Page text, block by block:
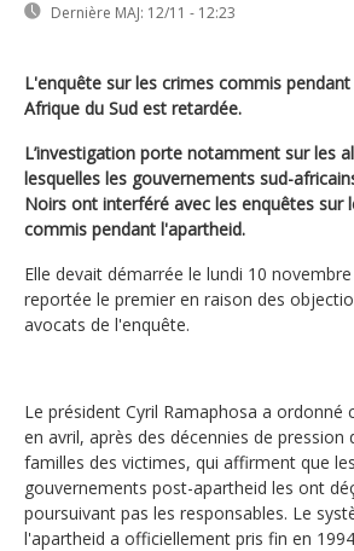
Dernière MAJ: 12/11 - 12:23
L'enquête sur les crimes commis
Afrique du Sud est retardée.
L’investigation porte notamment sur les
lesquelles les gouvernements sud-
Noirs ont interféré avec les enquêtes sur
commis pendant l'apartheid.
Elle devait démarrée le lundi 10
reportée le premier en raison des
avocats de l'enquête.
Le président Cyril Ramaphosa a ordonné
en avril, après des décennies de pression
familles des victimes, qui affirment que les
gouvernements post-apartheid les ont
poursuivant pas les responsables. Le
l'apartheid a officiellement pris fin en